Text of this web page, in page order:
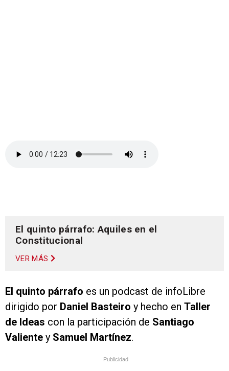
El quinto párrafo: Aquiles en el
Constitucional
VER MÁS
El quinto párrafo es un podcast de infoLibre
dirigido por Daniel Basteiro y hecho en Taller
de Ideas con la participación de Santiago
Valiente y Samuel Martínez.
Publicidad